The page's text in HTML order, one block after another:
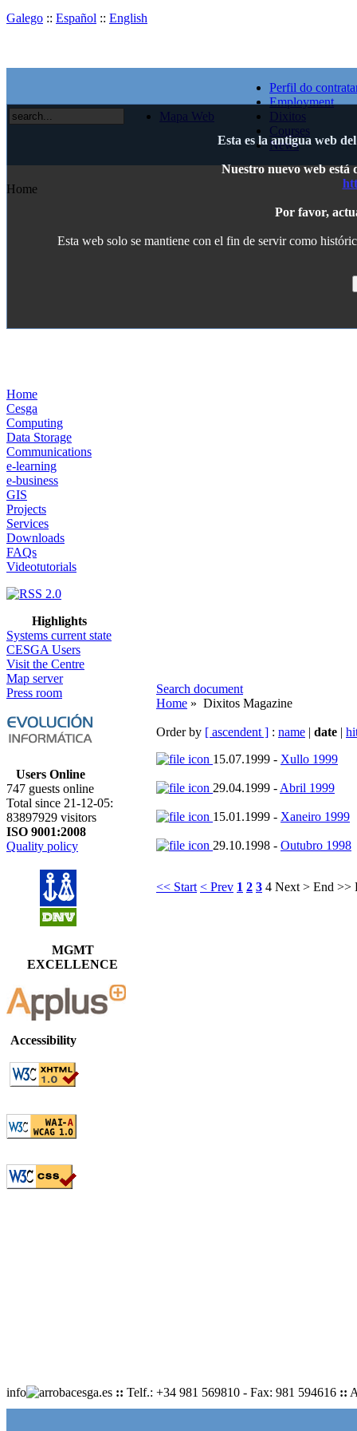
Esta es la antigua web
Nuestro nuevo web está
Por favor,
Esta web solo se mantiene con el fin de servir como
Galego :: Español :: English
Mapa Web
Perfil do
Employment
Dixitos
Courses
News
Home
Home
Cesga
Computing
Data Storage
Communications
e-learning
e-business
GIS
Projects
Services
Downloads
FAQs
Videotutorials
Highlights
Systems current state
CESGA Users
Visit the Centre
Map server
Press room
Users Online
747 guests online
Total since 21-12-05:
83897929 visitors
ISO 9001:2008
Quality policy
MGMT
EXCELLENCE
Accessibility
Search document
Home » Dixitos Magazine
Order by [ ascendent ] : name | date |
15.07.1999 - Xullo 1999
29.04.1999 - Abril 1999
15.01.1999 - Xaneiro 1999
29.10.1998 - Outubro 1998
<< Start < Prev 1 2 3 4 Next > End >>
info cesga.es :: Telf.: +34 981 569810 - Fax: 981 594616 ::